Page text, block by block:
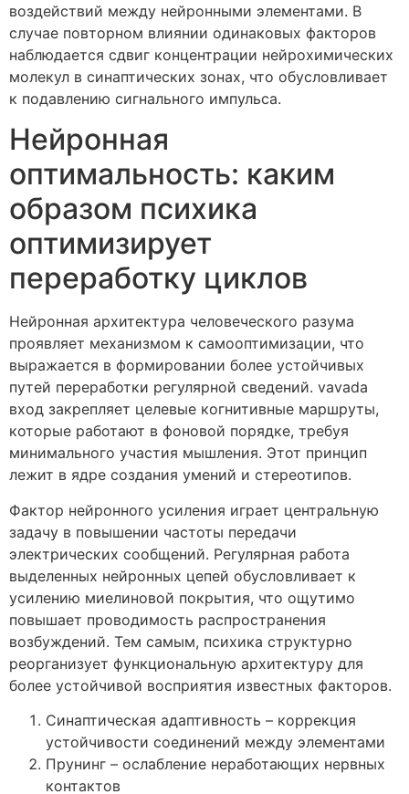
воздействий между нейронными элементами. В
случае повторном влиянии одинаковых факторов
наблюдается сдвиг концентрации нейрохимических
молекул в синаптических зонах, что обусловливает
к подавлению сигнального импульса.
Нейронная
оптимальность: каким
образом психика
оптимизирует
переработку циклов
Нейронная архитектура человеческого разума
проявляет механизмом к самооптимизации, что
выражается в формировании более устойчивых
путей переработки регулярной сведений. vavada
вход закрепляет целевые когнитивные маршруты,
которые работают в фоновой порядке, требуя
минимального участия мышления. Этот принцип
лежит в ядре создания умений и стереотипов.
Фактор нейронного усиления играет центральную
задачу в повышении частоты передачи
электрических сообщений. Регулярная работа
выделенных нейронных цепей обусловливает к
усилению миелиновой покрытия, что ощутимо
повышает проводимость распространения
возбуждений. Тем самым, психика структурно
реорганизует функциональную архитектуру для
более устойчивой восприятия известных факторов.
Синаптическая адаптивность – коррекция
устойчивости соединений между элементами
Прунинг – ослабление неработающих нервных
контактов